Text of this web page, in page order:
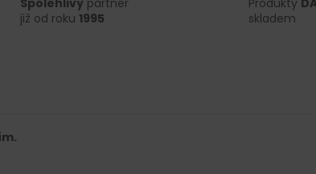
již od roku 1995
skladem